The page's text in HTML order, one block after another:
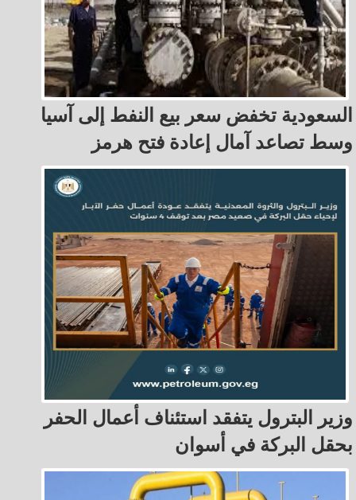
السعودية تخفض سعر بيع النفط إلى آسيا
وسط تصاعد آمال إعادة فتح هرمز
وزير البترول يتفقد استئناف أعمال الحفر
بحقل البركة في أسوان